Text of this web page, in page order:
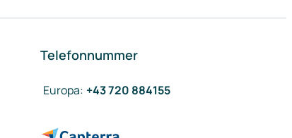
Telefonnummer
Europa: +43 720 884155